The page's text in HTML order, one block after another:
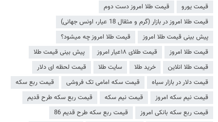
قیمت یورو
قیمت طلا امروز دست دوم
قیمت طلا امروز در بازار (گرم و مثقال 18 عیار، اونس جهانی)
پیش بینی قیمت طلا امروز
قیمت طلا امروز چه میشود؟
قیمت طلا امروز
قیمت طلای ۱۸عیار امروز
پیش بینی قیمت طلا
قیمت طلا انلاین
خرید طلا سایت طلا
قیمت لحظه ای دلار
قیمت دلار در بازار سیاه
قیمت سکه امامی تک فروشی
قیمت ربع سکه
قیمت نیم سکه امروز
قیمت نیم سکه
قیمت ربع سکه طرح قدیم
قیمت ربع سکه بانکی امروز
قیمت ربع سکه طرح قدیم 86